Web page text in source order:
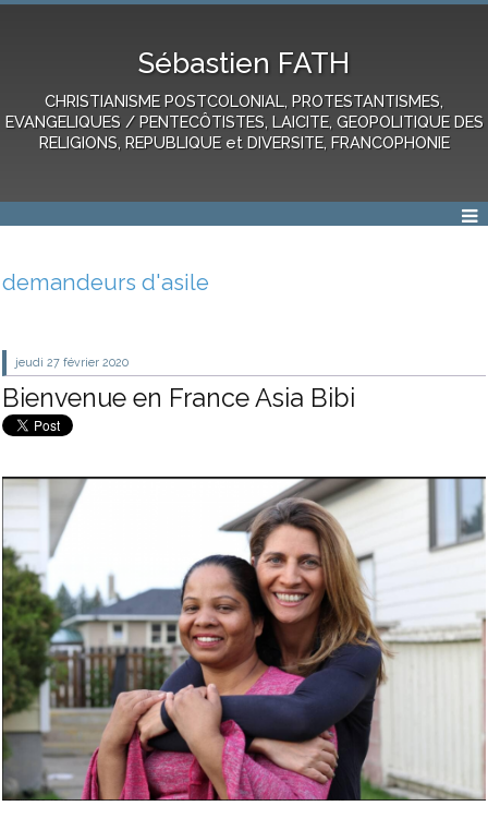
Sébastien FATH
CHRISTIANISME POSTCOLONIAL, PROTESTANTISMES,
EVANGELIQUES / PENTECÔTISTES, LAICITE, GEOPOLITIQUE DES
RELIGIONS, REPUBLIQUE et DIVERSITE, FRANCOPHONIE
demandeurs d'asile
jeudi 27 février 2020
Bienvenue en France Asia Bibi